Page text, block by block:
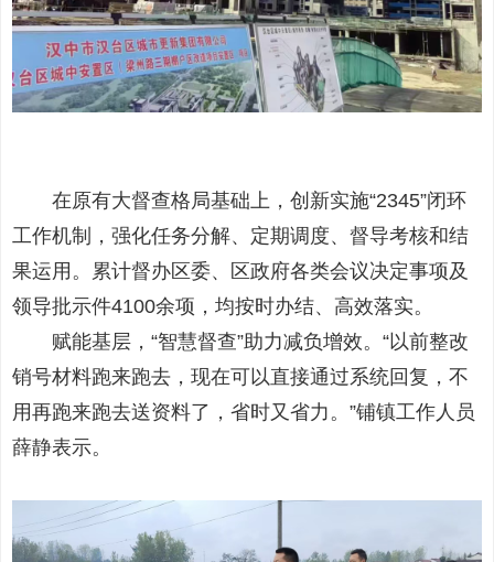
在原有大督查格局基础上，创新实施“2345”闭环
工作机制，强化任务分解、定期调度、督导考核和结
果运用。累计督办区委、区政府各类会议决定事项及
领导批示件4100余项，均按时办结、高效落实。
赋能基层，“智慧督查”助力减负增效。“以前整改
销号材料跑来跑去，现在可以直接通过系统回复，不
用再跑来跑去送资料了，省时又省力。”铺镇工作人员
薛静表示。